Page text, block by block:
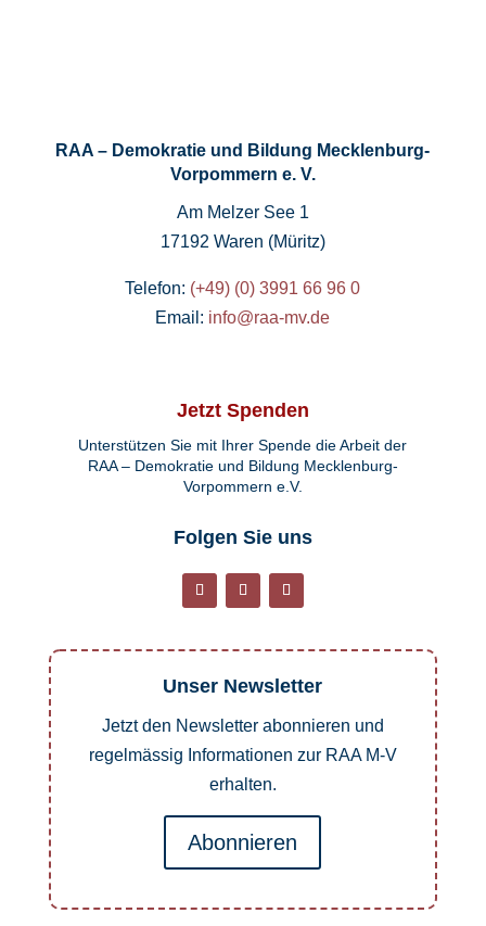
RAA – Demokratie und Bildung Mecklenburg-
Vorpommern e. V.
Am Melzer See 1
17192 Waren (Müritz)
Telefon: (+49) (0) 3991 66 96 0
Email: info@raa-mv.de
Jetzt Spenden
Unterstützen Sie mit Ihrer Spende die Arbeit der
RAA – Demokratie und Bildung Mecklenburg-
Vorpommern e.V.
Folgen Sie uns
Unser Newsletter
Jetzt den Newsletter abonnieren und
regelmässig Informationen zur RAA M-V
erhalten.
Abonnieren